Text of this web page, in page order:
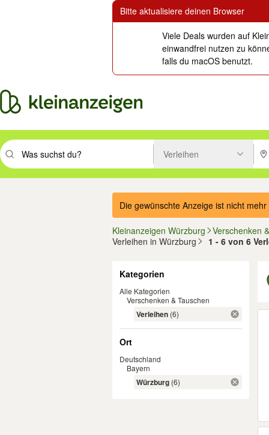
Bitte aktualisiere deinen Browser
Viele Deals wurden auf
einwandfrei nutzen zu
falls du macOS benutzt.
Suchbegriff eingeben. Eingabetaste drücken um zu suchen, oder
Verleihen
Die gewünschte Anzeige ist nicht
Kleinanzeigen Würzburg
Verschenken
Verleihen in Würzburg
1 - 6 von 6
Kategorien
Alle Kategorien
Verschenken & Tauschen
Verleihen (6)
Ort
Deutschland
Bayern
Würzburg (6)